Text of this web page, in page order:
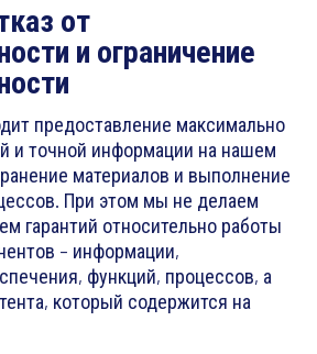
от
и ограничение
предоставление максимально
и точной информации на нашем
материалов и выполнение
При этом мы не делаем
гарантий относительно работы
– информации,
функций, процессов, а
который содержится на